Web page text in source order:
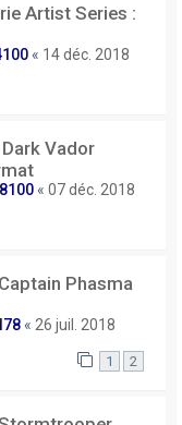
Artist Series :
« 14 déc. 2018
Vador
« 07 déc. 2018
Phasma
« 26 juil. 2018
1 2